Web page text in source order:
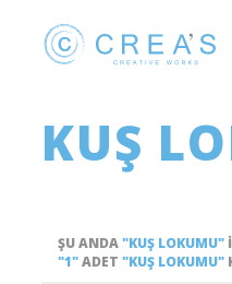
KUŞ
ŞU ANDA"KUŞ LOKUMU"
"1"ADET "KUŞ LOKUMU"